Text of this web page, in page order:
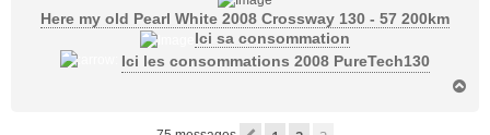
Here my old Pearl White 2008 Crossway 130 - 57 200km
Ici sa consommation
Ici les consommations 2008 PureTech130